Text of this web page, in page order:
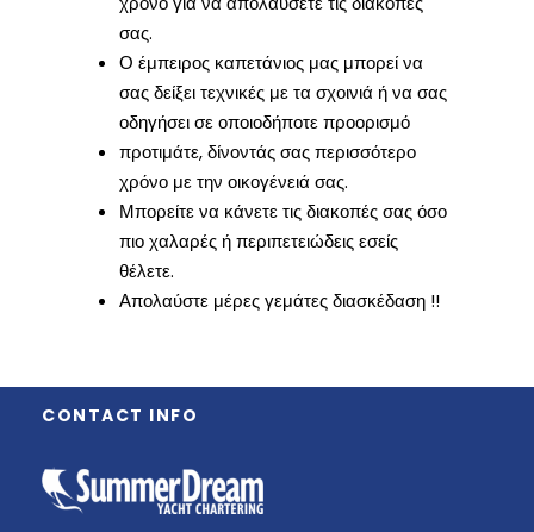
σας.
Ο έμπειρος καπετάνιος μας μπορεί να
σας δείξει τεχνικές με τα σχοινιά ή να σας
οδηγήσει σε οποιοδήποτε προορισμό
προτιμάτε, δίνοντάς σας περισσότερο
χρόνο με την οικογένειά σας.
Μπορείτε να κάνετε τις διακοπές σας όσο
πιο χαλαρές ή περιπετειώδεις εσείς
θέλετε.
Απολαύστε μέρες γεμάτες διασκέδαση !!
CONTACT INFO